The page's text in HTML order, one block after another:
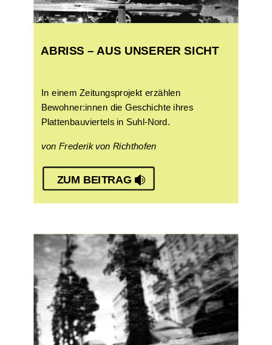
ABRISS – AUS UNSERER SICHT
In einem Zeitungsprojekt erzählen
Bewohner:innen die Geschichte ihres
Plattenbauviertels in Suhl-Nord.
von Frederik von Richthofen
ZUM BEITRAG